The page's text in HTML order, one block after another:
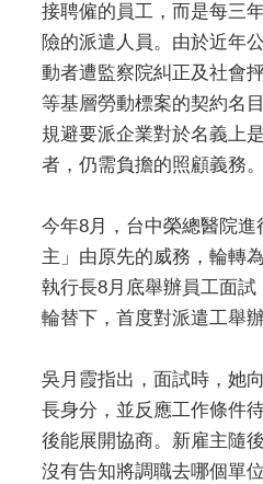
接聘僱的員工，而是每三
險的派遣人員。由於近年
動者遭監察院糾正及社會
等基層勞動標案的契約名
規避要派企業對於名義上
者，仍需負擔的照顧義務。
今年8月，台中榮總醫院進
主」由原先的威務，輪轉
執行長8月底舉辦員工面
輪替下，首度對派遣工舉辦
吳月霞指出，面試時，她
長身分，並反應工作條件
後能展開協商。新雇主隨
沒有告知將調職去哪個單